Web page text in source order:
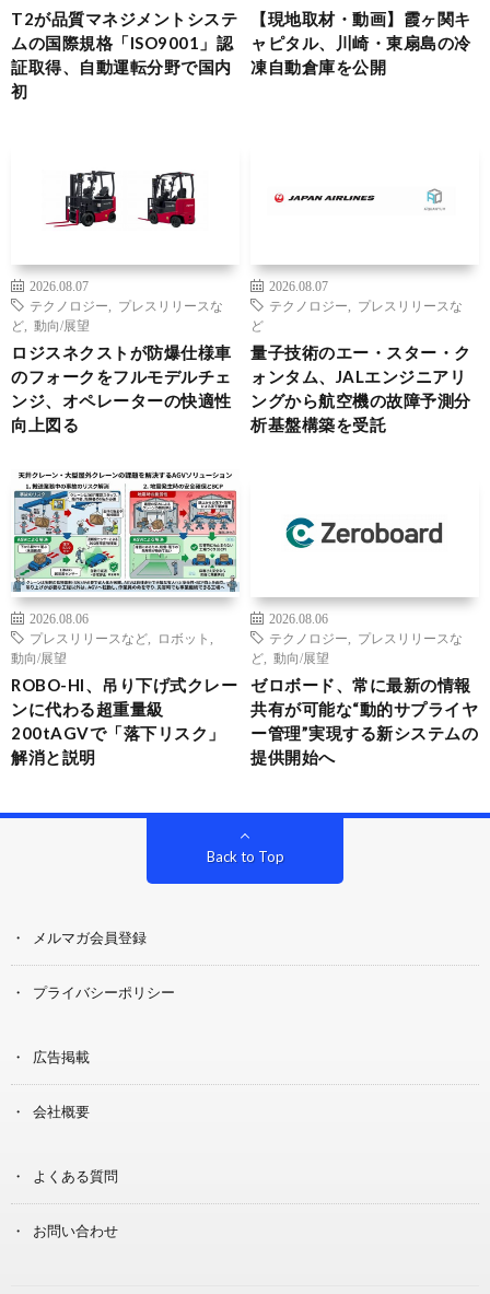
T2が品質マネジメントシステ
ムの国際規格「ISO9001」認
証取得、自動運転分野で国内
初
【現地取材・動画】霞ヶ関キ
ャピタル、川崎・東扇島の冷
凍自動倉庫を公開
2026.08.07
テクノロジー
プレスリリースな
ど
動向/展望
ロジスネクストが防爆仕様車
のフォークをフルモデルチェ
ンジ、オペレーターの快適性
向上図る
2026.08.07
テクノロジー
プレスリリースな
ど
量子技術のエー・スター・ク
ォンタム、JALエンジニアリ
ングから航空機の故障予測分
析基盤構築を受託
2026.08.06
プレスリリースなど
ロボット
動向/展望
ROBO-HI、吊り下げ式クレー
ンに代わる超重量級
200tAGVで「落下リスク」
解消と説明
2026.08.06
テクノロジー
プレスリリースな
ど
動向/展望
ゼロボード、常に最新の情報
共有が可能な“動的サプライヤ
ー管理”実現する新システムの
提供開始へ
Back to Top
メルマガ会員登録
プライバシーポリシー
広告掲載
会社概要
よくある質問
お問い合わせ